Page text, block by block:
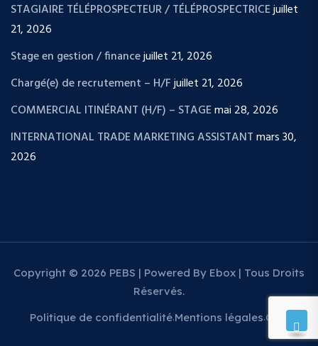
STAGIAIRE TÉLÉPROSPECTEUR / TÉLÉPROSPECTRICEjuillet
21, 2026
Stage en gestion / financejuillet 21, 2026
Chargé(e) de recrutement – H/Fjuillet 21, 2026
COMMERCIAL ITINÉRANT (H/F) – STAGEmai 28, 2026
INTERNATIONAL TRADE MARKETING ASSISTANTmars 30,
2026
Copyright © 2026 PEBS | Powered By Ebox | Tous Droits
Réservés.
Politique de confidentialité Mentions légales CGV